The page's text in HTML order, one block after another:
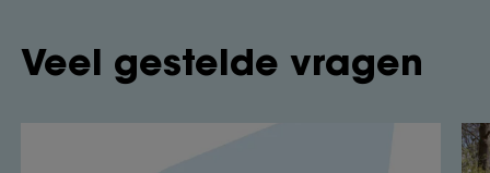
Veel gestelde vragen